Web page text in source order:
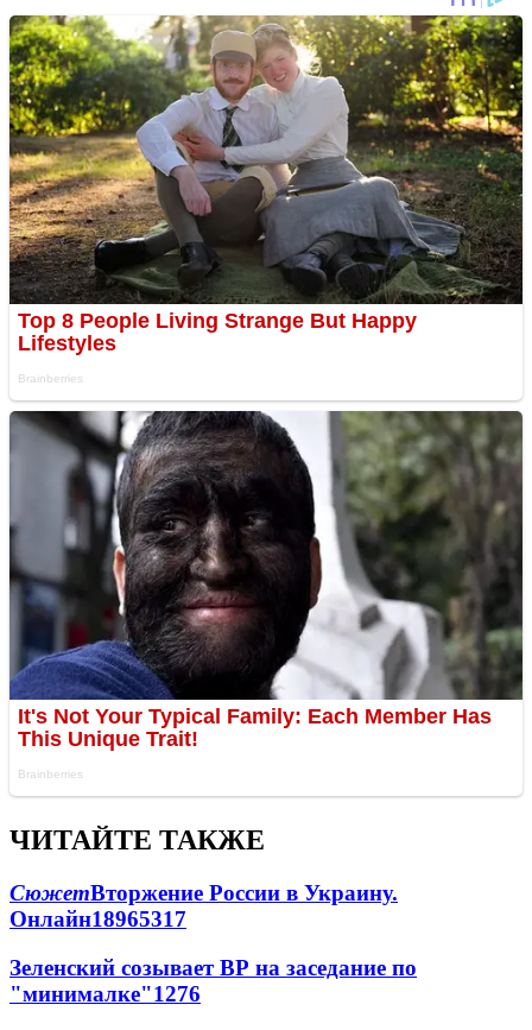
ЧИТАЙТЕ ТАКЖЕ
СюжетВторжение России в Украину.
Онлайн18965317
Зеленский созывает ВР на заседание по
"минималке"1276